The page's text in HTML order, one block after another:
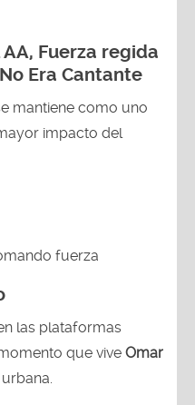
Fuerza regida
Era Cantante
mantiene como uno
impacto del
fuerza
las plataformas
que vive Omar